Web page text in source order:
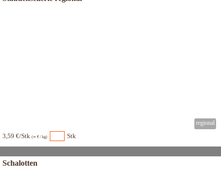
3,59 €/Stk (∞ € / kg) Stk
Schalotten